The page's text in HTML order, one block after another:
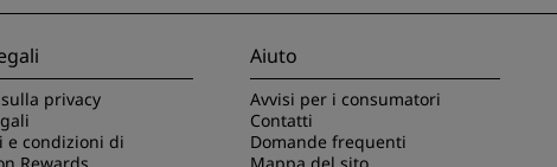
privacy
e condizioni di
Aiuto
Avvisi per i consumatori
Contatti
Domande frequenti